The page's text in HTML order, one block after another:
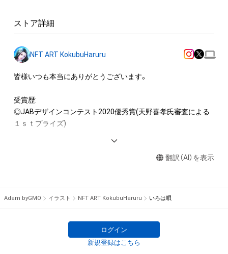
本アイテムに関する注意事項
・本アイテムの知的財産権（著作権、特許権、実用新案権、商標
権、意匠権その他の知的財産権）は、本アイテムの作成者によっ
て保護されています。そのため、本アイテムを保有していたと
ん。
・本アイテムの作成者からの事前の同意なしに、上記の「本アイ
テムの保有者が有する権利」の範囲を超えた行為、知的財産権を
れらに限定されません)を行うことはできません。
・本アイテムの購入、売却および利用に関して、購入者、売却者、
ます。
ストア詳細
NFT ART KokubuHaruru
皆様いつも本当にありがとうございます。
受賞歴:
◎JABデザインコンテスト2020優秀賞(天野喜孝氏審査による
１ｓｔプライズ)
◎『太宰府浪漫』キャラデザイン・原画(声の出演 山寺宏一様)
◎書籍表紙
◎2022  「Non Fungible Chronicle
翻訳（AI）を表示
Adam byGMO イラスト NFT ART KokubuHaruru いろは唄
ログイン
新規登録はこちら